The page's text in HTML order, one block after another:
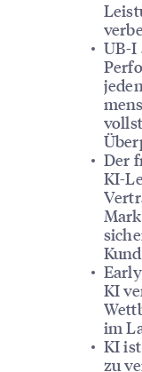
UB-I
Der
KI-
KI
im
KI
zu